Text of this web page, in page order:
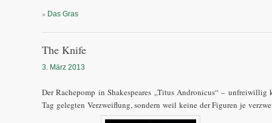
» Das Gras
The Knife
3. März 2013
Der Rachepomp in Shakespeares „Titus Andronicus“ –
Tag gelegten Verzweiflung, sondern weil keine der Figuren je